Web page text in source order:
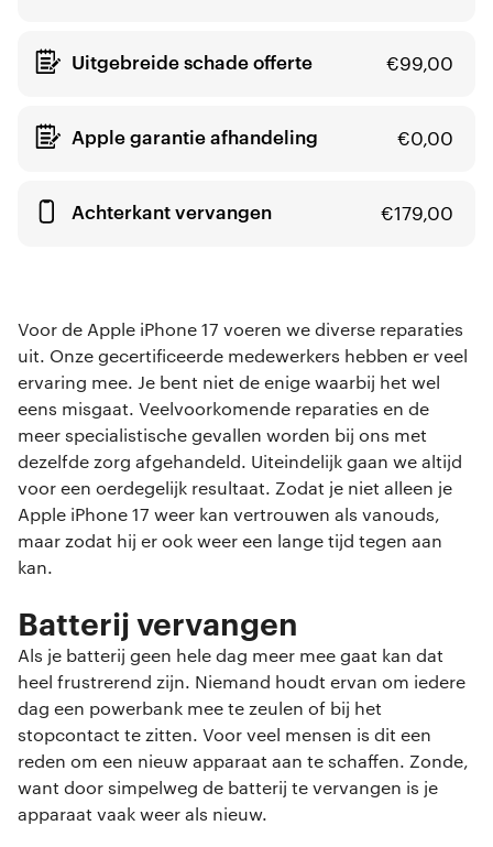
Uitgebreide schade offerte €99,00
Apple garantie afhandeling €0,00
Achterkant vervangen €179,00
Voor de Apple iPhone 17 voeren we diverse reparaties
uit. Onze gecertificeerde medewerkers hebben er veel
ervaring mee. Je bent niet de enige waarbij het wel
eens misgaat. Veelvoorkomende reparaties en de
meer specialistische gevallen worden bij ons met
dezelfde zorg afgehandeld. Uiteindelijk gaan we altijd
voor een oerdegelijk resultaat. Zodat je niet alleen je
Apple iPhone 17 weer kan vertrouwen als vanouds,
maar zodat hij er ook weer een lange tijd tegen aan
kan.
Batterij vervangen
Als je batterij geen hele dag meer mee gaat kan dat
heel frustrerend zijn. Niemand houdt ervan om iedere
dag een powerbank mee te zeulen of bij het
stopcontact te zitten. Voor veel mensen is dit een
reden om een nieuw apparaat aan te schaffen. Zonde,
want door simpelweg de batterij te vervangen is je
apparaat vaak weer als nieuw.